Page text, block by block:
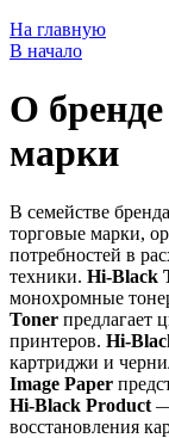
На главную
В начало
О
марки
В семействе бренда
торговые марки,
потребностей в
техники. Hi-Black
монохромные
Toner предлагает
принтеров. Hi-
картриджи и
Image Paper
Hi-Black Product —
восстановления